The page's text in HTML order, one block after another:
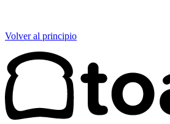
Volver al principio